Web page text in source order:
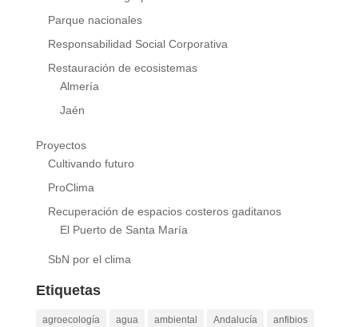
Parque nacionales
Responsabilidad Social Corporativa
Restauración de ecosistemas
Almería
Jaén
Proyectos
Cultivando futuro
ProClima
Recuperación de espacios costeros gaditanos
El Puerto de Santa María
SbN por el clima
Etiquetas
agroecología agua ambiental Andalucía anfibios